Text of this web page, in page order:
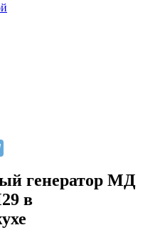
генератор МД
в